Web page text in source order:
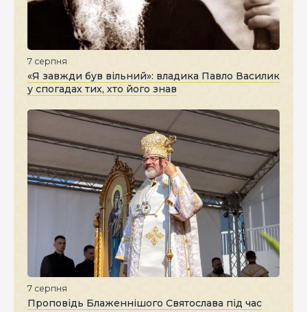
7 серпня
«Я завжди був вільний»: владика Павло Василик
у спогадах тих, хто його знав
7 серпня
Проповідь Блаженнішого Святослава під час